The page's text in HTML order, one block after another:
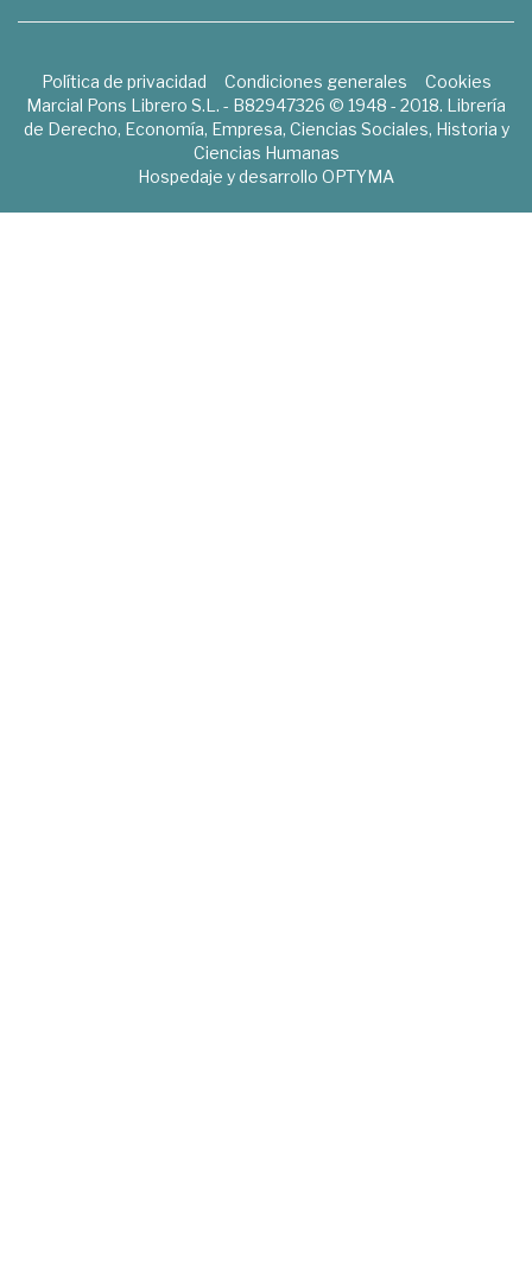
Política de privacidad Condiciones generales
Cookies
Marcial Pons Librero S.L. - B82947326 © 1948 - 2018. Librería
de Derecho, Economía, Empresa, Ciencias Sociales, Historia y
Ciencias Humanas
Hospedaje y desarrollo OPTYMA